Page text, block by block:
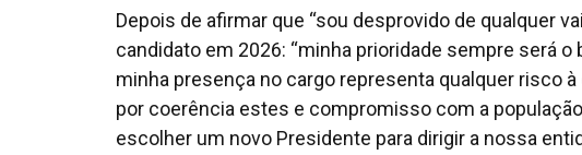
Depois de afirmar que “sou desprovido de qualquer
candidato em 2026: “minha prioridade sempre será
minha presença no cargo representa qualquer risco
por coerência estes e compromisso com a
escolher um novo Presidente para dirigir a nossa